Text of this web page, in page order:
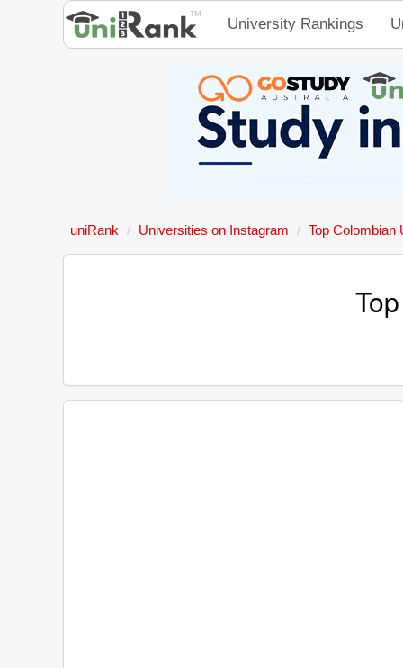
University Rankings
uniRank Universities on Instagram Top Colombian